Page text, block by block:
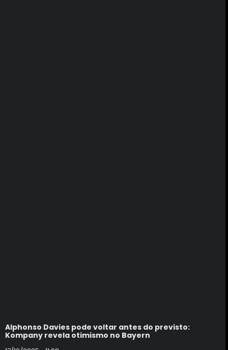
Alphonso Davies pode voltar antes do previsto:
Kompany revela otimismo no Bayern